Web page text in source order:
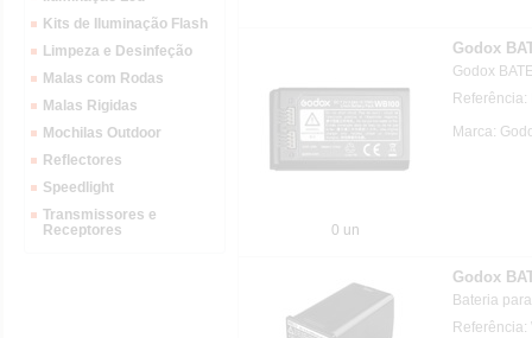
Kits de Iluminação Flash
Limpeza e Desinfeção
Malas com Rodas
Malas Rigidas
Mochilas Outdoor
Reflectores
Speedlight
Transmissores e
Receptores
0 un
Godox
Godox
Marca:
Godox
Bateria
Referência: